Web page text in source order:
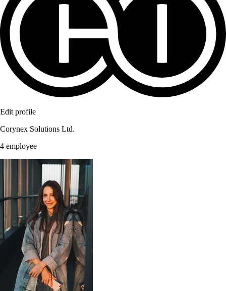
Edit profile
Corynex Solutions Ltd.
4 employee